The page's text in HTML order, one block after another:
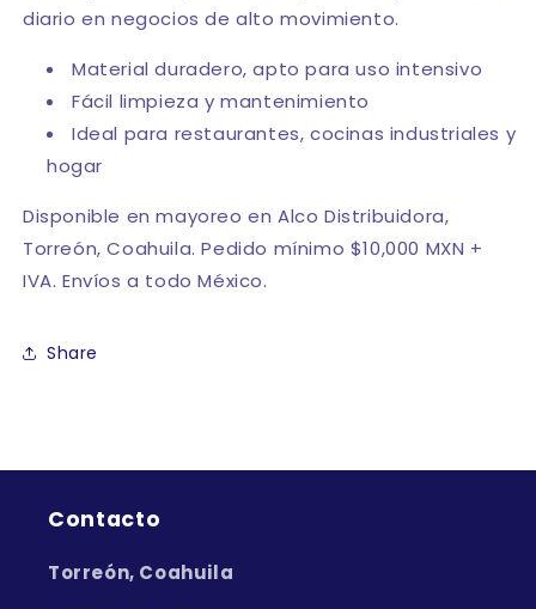
diario en negocios de alto movimiento.
Material duradero, apto para uso intensivo
Fácil limpieza y mantenimiento
Ideal para restaurantes, cocinas industriales y
hogar
Disponible en mayoreo en Alco Distribuidora,
Torreón, Coahuila. Pedido mínimo $10,000 MXN +
IVA. Envíos a todo México.
Share
Contacto
Torreón, Coahuila